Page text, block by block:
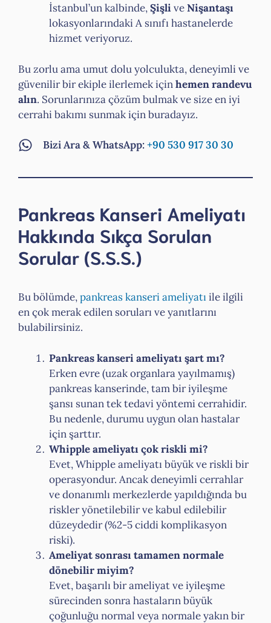
İstanbul’un kalbinde,ŞişliveNişantaşı
lokasyonlarındaki A sınıfı hastanelerde
hizmet veriyoruz.
Bu zorlu ama umut dolu yolculukta, deneyimli ve
güvenilir bir ekiple ilerlemek içinhemen randevu
alın. Sorunlarınıza çözüm bulmak ve size en iyi
cerrahi bakımı sunmak için buradayız.
Bizi Ara & WhatsApp:+90 530 917 30 30
Pankreas Kanseri Ameliyatı
Hakkında Sıkça Sorulan
Sorular (S.S.S.)
Bu bölümde,pankreas kanseri ameliyatıile ilgili
en çok merak edilen soruları ve yanıtlarını
bulabilirsiniz.
Pankreas kanseri ameliyatı şart mı?
Erken evre (uzak organlara yayılmamış)
pankreas kanserinde, tam bir iyileşme
şansı sunan tek tedavi yöntemi cerrahidir.
Bu nedenle, durumu uygun olan hastalar
için şarttır.
Whipple ameliyatı çok riskli mi?
Evet, Whipple ameliyatı büyük ve riskli bir
operasyondur. Ancak deneyimli cerrahlar
ve donanımlı merkezlerde yapıldığında bu
riskler yönetilebilir ve kabul edilebilir
düzeydedir (%2-5 ciddi komplikasyon
riski).
Ameliyat sonrası tamamen normale
dönebilir miyim?
Evet, başarılı bir ameliyat ve iyileşme
sürecinden sonra hastaların büyük
çoğunluğu normal veya normale yakın bir